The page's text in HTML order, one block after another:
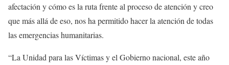
afectación y cómo es la ruta frente al proceso de atención y creo
que más allá de eso, nos ha permitido hacer la atención de todas
las emergencias humanitarias.
“La Unidad para las Víctimas y el Gobierno nacional, este año